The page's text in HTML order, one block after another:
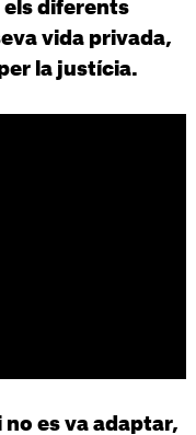
els diferents
vida privada,
la justícia.
no es va adaptar,